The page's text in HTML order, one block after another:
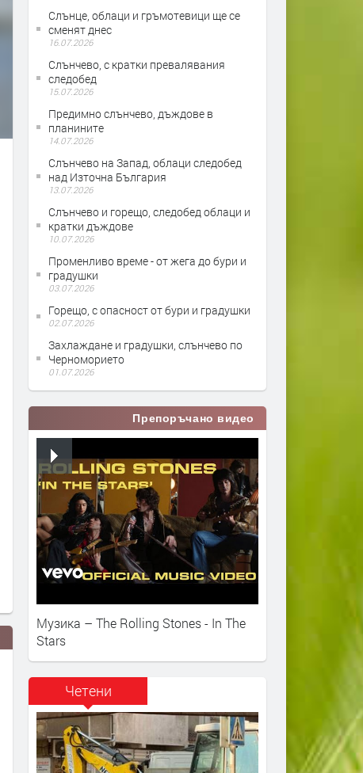
Слънце, облаци и гръмотевици ще се
сменят днес
16.07.2026
Слънчево, с кратки превалявания
следобед
15.07.2026
Предимно слънчево, дъждове в
планините
14.07.2026
Слънчево на Запад, облаци следобед
над Източна България
13.07.2026
Слънчево и горещо, следобед облаци и
кратки дъждове
10.07.2026
Променливо време - от жега до бури и
градушки
03.07.2026
Горещо, с опасност от бури и градушки
02.07.2026
Захлаждане и градушки, слънчево по
Черноморието
01.07.2026
Препоръчано видео
Музика – The Rolling Stones - In The
Stars
Четени